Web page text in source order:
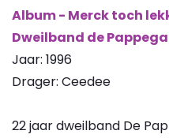
Album - Merck toch
Dweilband de
Jaar: 1996
Drager: Ceedee
22 jaar dweilband De